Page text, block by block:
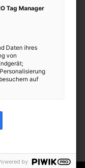
Tag Manager
Daten ihres
von
auf
by